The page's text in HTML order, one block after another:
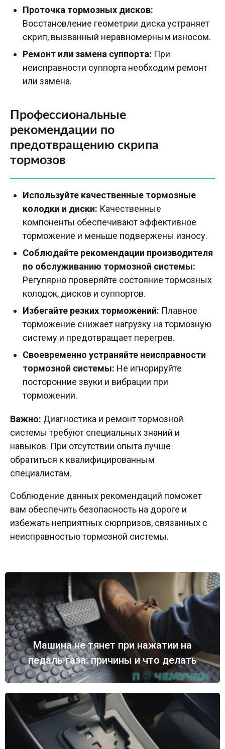
Проточка тормозных дисков:
Восстановление геометрии диска устраняет
скрип, вызванный неравномерным износом.
Ремонт или замена суппорта: При
неисправности суппорта необходим ремонт
или замена.
Профессиональные
рекомендации по
предотвращению скрипа
тормозов
Используйте качественные тормозные
колодки и диски: Качественные
компоненты обеспечивают эффективное
торможение и меньше подвержены износу.
Соблюдайте рекомендации производителя
по обслуживанию тормозной системы:
Регулярно проверяйте состояние тормозных
колодок, дисков и суппортов.
Избегайте резких торможений: Плавное
торможение снижает нагрузку на тормозную
систему и предотвращает перегрев.
Своевременно устраняйте неисправности
тормозной системы: Не игнорируйте
посторонние звуки и вибрации при
торможении.
Важно: Диагностика и ремонт тормозной
системы требуют специальных знаний и
навыков. При отсутствии опыта лучше
обратиться к квалифицированным
специалистам.
Соблюдение данных рекомендаций поможет
вам обеспечить безопасность на дороге и
избежать неприятных сюрпризов, связанных с
неисправностью тормозной системы.
Машина не тянет при нажатии на
педаль газа: причины и что делать